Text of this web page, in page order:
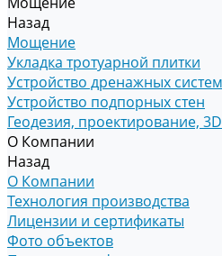
Назад
Мощение
Укладка тротуарной плитки
Устройство дренажных систем
Устройство подпорных стен
Геодезия, проектирование,
О Компании
Назад
О Компании
Технология производства
Лицензии и сертификаты
Фото объектов